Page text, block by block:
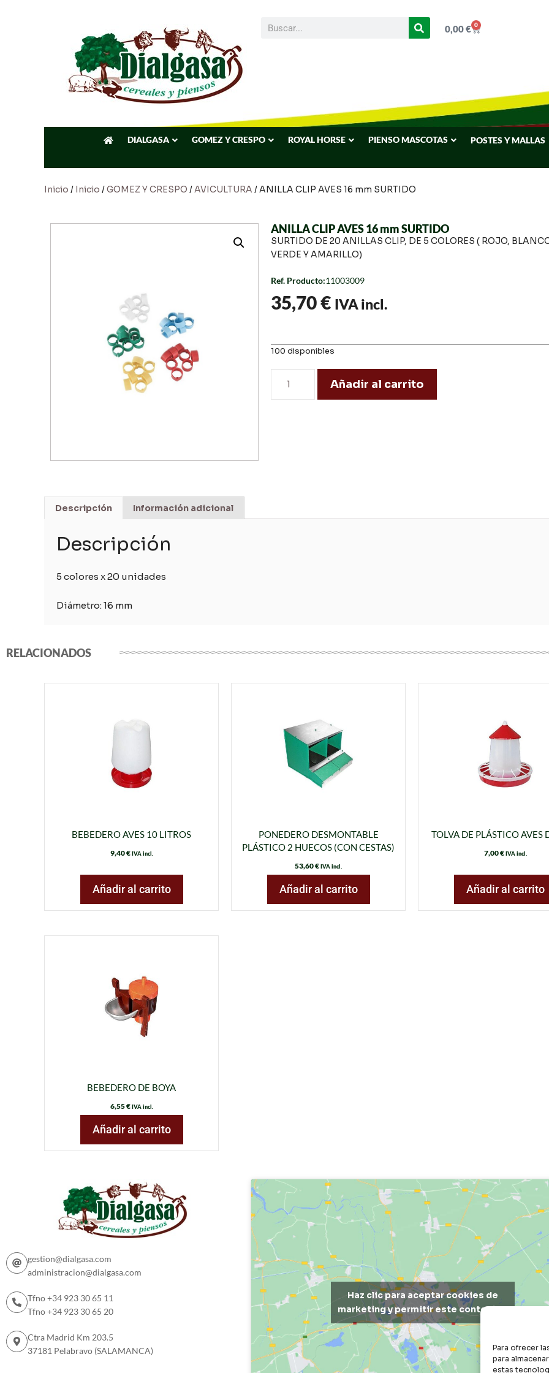
Para ofrecer
para
estas
0,00€ 0
DIALGASA GOMEZ Y CRESPO ROYAL HORSE PIENSO MASCOTAS POSTES Y MALLAS
Inicio / Inicio /GOMEZ Y CRESPO /AVICULTURA / ANILLA CLIP AVES 16 mm SURTIDO
ANILLA CLIP AVES 16 mm SURTIDO
SURTIDO DE 20 ANILLAS CLIP, DE 5 COLORES ( ROJO,
VERDE Y AMARILLO)
Ref. Producto:11003009
35,70€ IVA incl.
100 disponibles
Añadir al carrito
Descripción Información adicional
Descripción
5 colores x 20 unidades
Diámetro: 16 mm
RELACIONADOS
BEBEDERO AVES 10 LITROS
9,40€ IVA incl.
Añadir al carrito
PONEDERO DESMONTABLE
PLÁSTICO 2 HUECOS (CON CESTAS)
53,60€IVA incl.
Añadir al carrito
TOLVA DE PLÁSTICO AVES
7,00€ IVA incl.
Añadir al carrito
BEBEDERO DE BOYA
6,55€ IVA incl.
Añadir al carrito
gestion@dialgasa.com
administracion@dialgasa.com
Tfno +34 923 30 65 11
Tfno +34 923 30 65 20
Ctra Madrid Km 203.5
37181 Pelabravo (SALAMANCA)
Haz clic para aceptar cookies de
marketing y permitir este contenido